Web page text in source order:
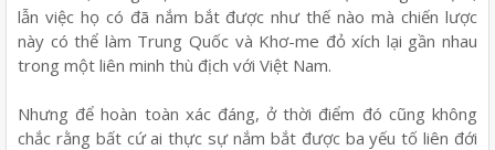
lẫn việc họ có đã nắm bắt được như thế nào mà chiến lược
này có thể làm Trung Quốc và Khơ-me đỏ xích lại gần nhau
trong một liên minh thù địch với Việt Nam.
Nhưng để hoàn toàn xác đáng, ở thời điểm đó cũng không
chắc rằng bất cứ ai thực sự nắm bắt được ba yếu tố liên đới